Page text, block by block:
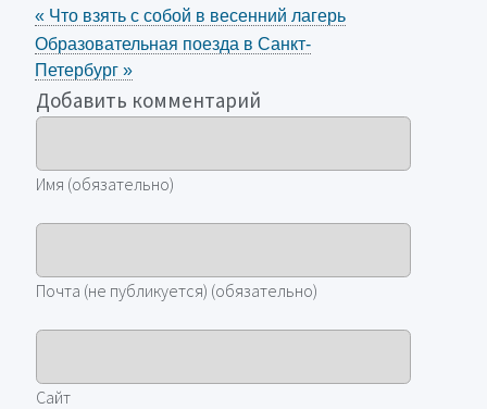
« Что взять с собой в весенний лагерь
Образовательная поезда в Санкт-
Петербург »
Добавить комментарий
Имя (обязательно)
Почта (не публикуется) (обязательно)
Сайт